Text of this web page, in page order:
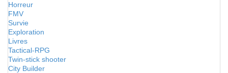
Horreur
FMV
Survie
Exploration
Livres
Tactical-RPG
Twin-stick shooter
City Builder